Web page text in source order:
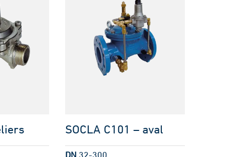
SOCLA C101 – aval